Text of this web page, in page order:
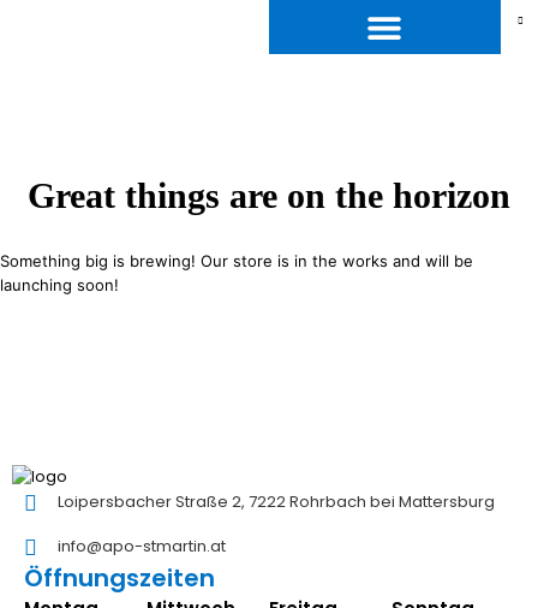
Great things are on the horizon
Something big is brewing! Our store is in the works and will be
launching soon!
Loipersbacher Straße 2, 7222 Rohrbach bei Mattersburg
info@apo-stmartin.at
Öffnungszeiten